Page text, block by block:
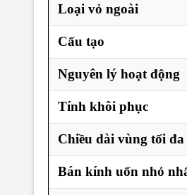
Loại vỏ ngoài
Cấu tạo
Nguyên lý hoạt động
Tính khôi phục
Chiều dài vùng tối đa
Bán kính uốn nhỏ